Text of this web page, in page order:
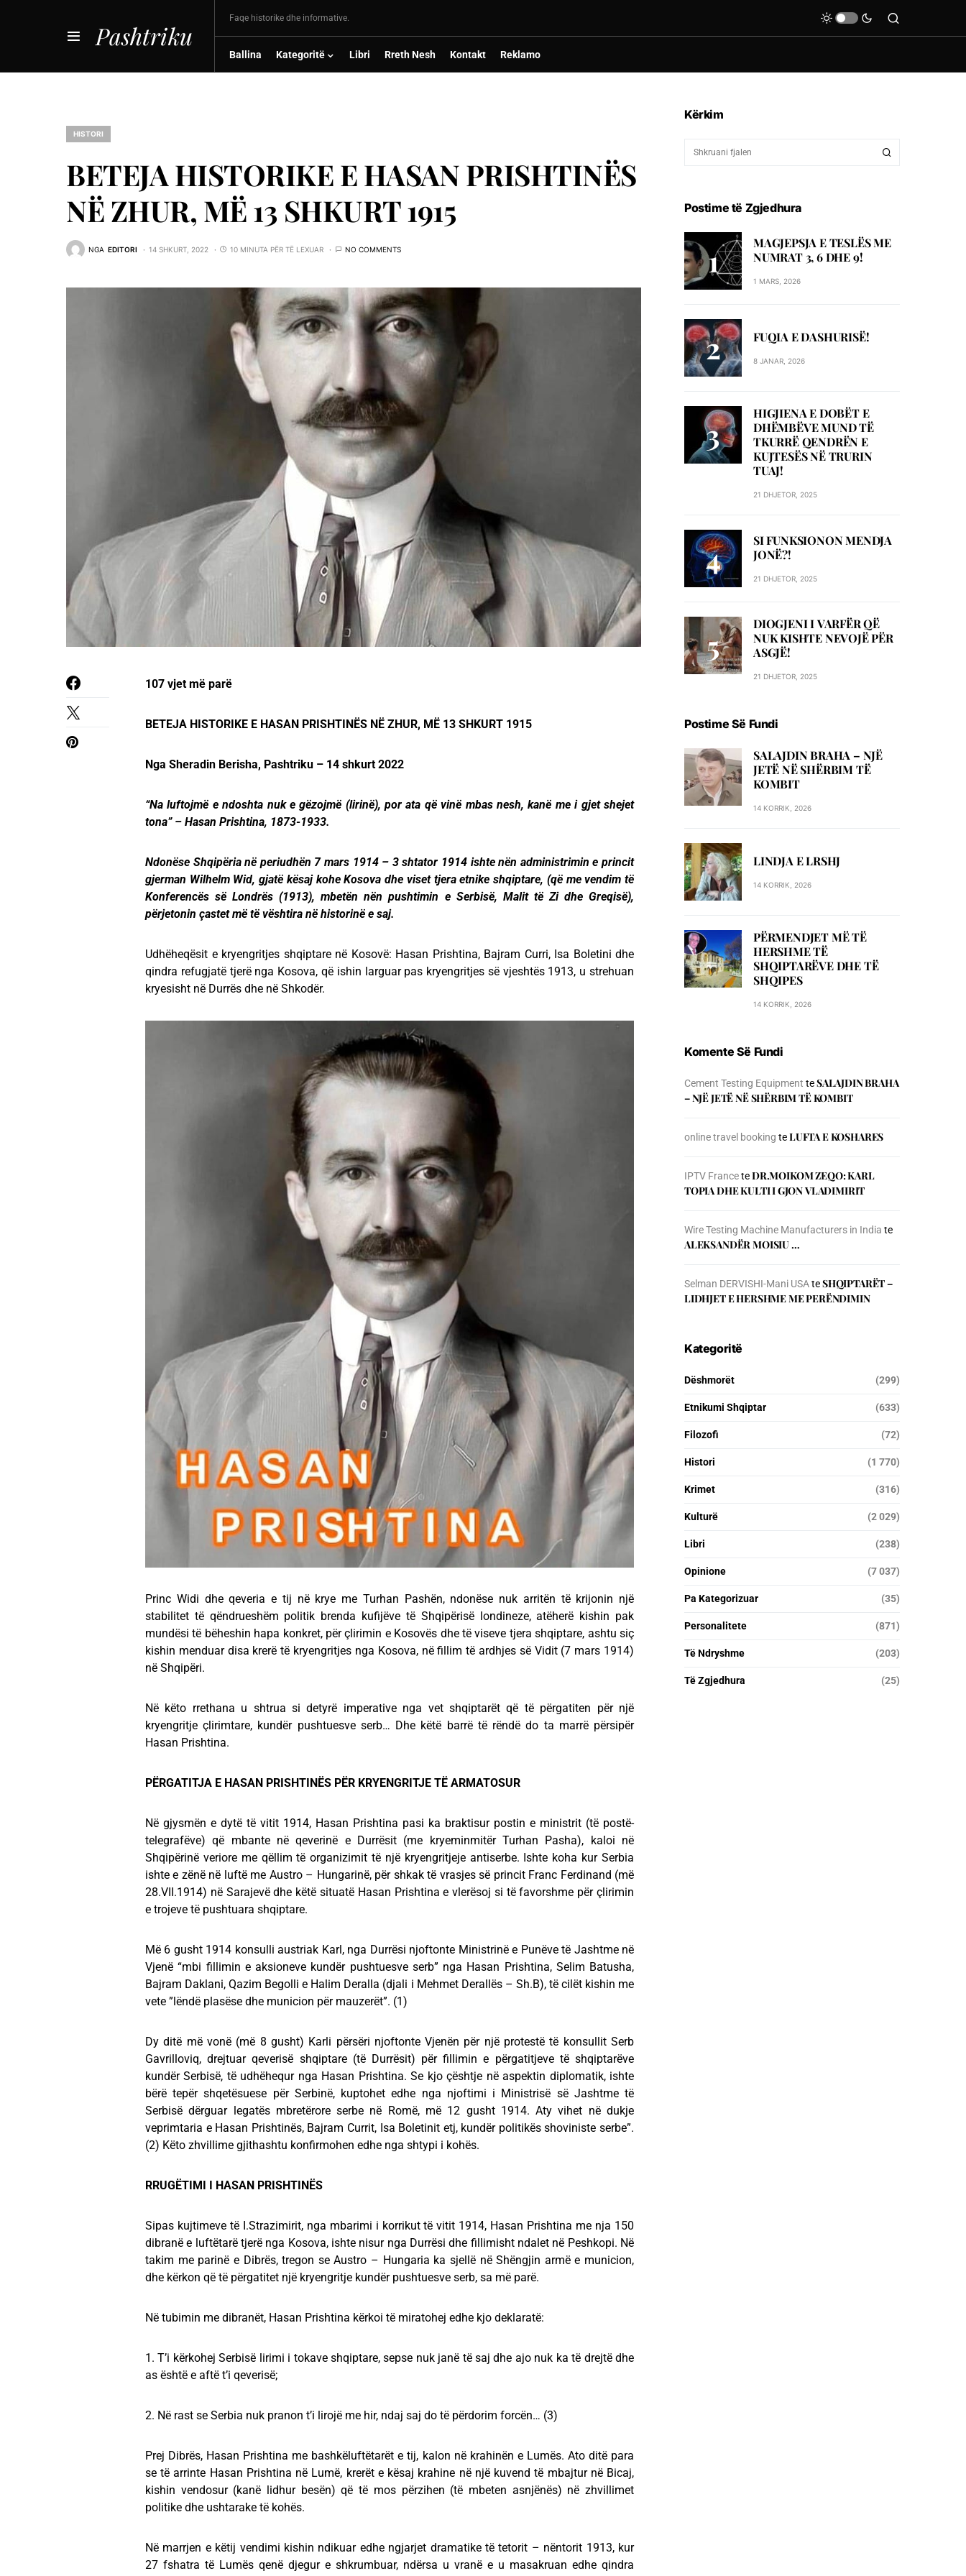
Pashtriku
Faqe historike dhe informative.
Ballina Kategoritë Libri Rreth Nesh Kontakt Reklamo
HISTORI
BETEJA HISTORIKE E HASAN PRISHTINËS
NË ZHUR, MË 13 SHKURT 1915
NGA EDITORI 14 SHKURT, 2022 10 MINUTA PËR TË LEXUAR NO COMMENTS
107 vjet më parë
BETEJA HISTORIKE E HASAN PRISHTINËS NË ZHUR, MË 13 SHKURT 1915
Nga Sheradin Berisha, Pashtriku – 14 shkurt 2022
“Na luftojmë e ndoshta nuk e gëzojmë (lirinë), por ata që vinë mbas nesh, kanë me i gjet shejet
tona” – Hasan Prishtina, 1873-1933.
Ndonëse Shqipëria në periudhën 7 mars 1914 – 3 shtator 1914 ishte nën administrimin e princit
gjerman Wilhelm Wid, gjatë kësaj kohe Kosova dhe viset tjera etnike shqiptare, (që me vendim të
Konferencës së Londrës (1913), mbetën nën pushtimin e Serbisë, Malit të Zi dhe Greqisë),
përjetonin çastet më të vështira në historinë e saj.
Udhëheqësit e kryengritjes shqiptare në Kosovë: Hasan Prishtina, Bajram Curri, Isa Boletini dhe
qindra refugjatë tjerë nga Kosova, që ishin larguar pas kryengritjes së vjeshtës 1913, u strehuan
kryesisht në Durrës dhe në Shkodër.
Princ Widi dhe qeveria e tij në krye me Turhan Pashën, ndonëse nuk arritën të krijonin një
stabilitet të qëndrueshëm politik brenda kufijëve të Shqipërisë londineze, atëherë kishin pak
mundësi të bëheshin hapa konkret, për çlirimin e Kosovës dhe të viseve tjera shqiptare, ashtu siç
kishin menduar disa krerë të kryengritjes nga Kosova, në fillim të ardhjes së Vidit (7 mars 1914)
në Shqipëri.
Në këto rrethana u shtrua si detyrë imperative nga vet shqiptarët që të përgatiten për një
kryengritje çlirimtare, kundër pushtuesve serb… Dhe këtë barrë të rëndë do ta marrë përsipër
Hasan Prishtina.
PËRGATITJA E HASAN PRISHTINËS PËR KRYENGRITJE TË ARMATOSUR
Në gjysmën e dytë të vitit 1914, Hasan Prishtina pasi ka braktisur postin e ministrit (të postë-
telegrafëve) që mbante në qeverinë e Durrësit (me kryeminmitër Turhan Pasha), kaloi në
Shqipërinë veriore me qëllim të organizimit të një kryengritjeje antiserbe. Ishte koha kur Serbia
ishte e zënë në luftë me Austro – Hungarinë, për shkak të vrasjes së princit Franc Ferdinand (më
28.VII.1914) në Sarajevë dhe këtë situatë Hasan Prishtina e vlerësoj si të favorshme për çlirimin
e trojeve të pushtuara shqiptare.
Më 6 gusht 1914 konsulli austriak Karl, nga Durrësi njoftonte Ministrinë e Punëve të Jashtme në
Vjenë “mbi fillimin e aksioneve kundër pushtuesve serb” nga Hasan Prishtina, Selim Batusha,
Bajram Daklani, Qazim Begolli e Halim Deralla (djali i Mehmet Derallës – Sh.B), të cilët kishin me
vete ”lëndë plasëse dhe municion për mauzerët”. (1)
Dy ditë më vonë (më 8 gusht) Karli përsëri njoftonte Vjenën për një protestë të konsullit Serb
Gavrilloviq, drejtuar qeverisë shqiptare (të Durrësit) për fillimin e përgatitjeve të shqiptarëve
kundër Serbisë, të udhëhequr nga Hasan Prishtina. Se kjo çështje në aspektin diplomatik, ishte
bërë tepër shqetësuese për Serbinë, kuptohet edhe nga njoftimi i Ministrisë së Jashtme të
Serbisë dërguar legatës mbretërore serbe në Romë, më 12 gusht 1914. Aty vihet në dukje
veprimtaria e Hasan Prishtinës, Bajram Currit, Isa Boletinit etj, kundër politikës shoviniste serbe”.
(2) Këto zhvillime gjithashtu konfirmohen edhe nga shtypi i kohës.
RRUGËTIMI I HASAN PRISHTINËS
Sipas kujtimeve të I.Strazimirit, nga mbarimi i korrikut të vitit 1914, Hasan Prishtina me nja 150
dibranë e luftëtarë tjerë nga Kosova, ishte nisur nga Durrësi dhe fillimisht ndalet në Peshkopi. Në
takim me parinë e Dibrës, tregon se Austro – Hungaria ka sjellë në Shëngjin armë e municion,
dhe kërkon që të përgatitet një kryengritje kundër pushtuesve serb, sa më parë.
Në tubimin me dibranët, Hasan Prishtina kërkoi të miratohej edhe kjo deklaratë:
1. T’i kërkohej Serbisë lirimi i tokave shqiptare, sepse nuk janë të saj dhe ajo nuk ka të drejtë dhe
as është e aftë t’i qeverisë;
2. Në rast se Serbia nuk pranon t’i lirojë me hir, ndaj saj do të përdorim forcën… (3)
Prej Dibrës, Hasan Prishtina me bashkëluftëtarët e tij, kalon në krahinën e Lumës. Ato ditë para
se të arrinte Hasan Prishtina në Lumë, krerët e kësaj krahine në një kuvend të mbajtur në Bicaj,
kishin vendosur (kanë lidhur besën) që të mos përzihen (të mbeten asnjënës) në zhvillimet
politike dhe ushtarake të kohës.
Në marrjen e këtij vendimi kishin ndikuar edhe ngjarjet dramatike të tetorit – nëntorit 1913, kur
27 fshatra të Lumës qenë djegur e shkrumbuar, ndërsa u vranë e u masakruan edhe qindra
Kërkim
Postime të Zgjedhura
MAGJEPSJA E TESLËS ME
NUMRAT 3, 6 DHE 9!
1 MARS, 2026
FUQIA E DASHURISË!
8 JANAR, 2026
HIGJIENA E DOBËT E
DHËMBËVE MUND TË
TKURRË QENDRËN E
KUJTESËS NË TRURIN
TUAJ!
21 DHJETOR, 2025
SI FUNKSIONON MENDJA
JONË?!
21 DHJETOR, 2025
DIOGJENI I VARFËR QË
NUK KISHTE NEVOJË PËR
ASGJË!
21 DHJETOR, 2025
Postime Së Fundi
SALAJDIN BRAHA – NJЁ
JETЁ NЁ SHЁRBIM TЁ
KOMBIT
14 KORRIK, 2026
LINDJA E LRSHJ
14 KORRIK, 2026
PËRMENDJET MË TË
HERSHME TË
SHQIPTARËVE DHE TË
SHQIPES
14 KORRIK, 2026
Komente Së Fundi
Cement Testing Equipment teSALAJDIN BRAHA
– NJЁ JETЁ NЁ SHЁRBIM TЁ KOMBIT
online travel booking teLUFTA E KOSHARES
IPTV FranceteDR.MOIKOM ZEQO: KARL
TOPIA DHE KULTI I GJON VLADIMIRIT
Wire Testing Machine Manufacturers in India te
ALEKSANDËR MOISIU …
Selman DERVISHI-Mani USAteSHQIPTARËT –
LIDHJET E HERSHME ME PERËNDIMIN
Kategoritë
Dëshmorët (299)
Etnikumi Shqiptar (633)
Filozofi (72)
Histori (1 770)
Krimet (316)
Kulturë (2 029)
Libri (238)
Opinione (7 037)
Pa Kategorizuar (35)
Personalitete (871)
Të Ndryshme (203)
Të Zgjedhura (25)